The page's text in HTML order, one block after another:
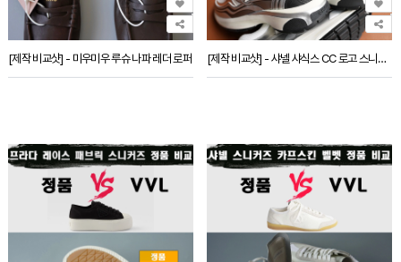
[제작 비교샷] - 미우미우 루슈 나파 레더 로퍼 [제작 비교샷] - 샤넬 샤식스 CC 로고 스니커즈